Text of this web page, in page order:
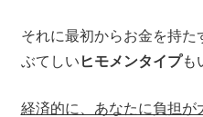
それに最初からお金を持た
ぶてしい ヒモメンタイプも
経済的に、あなたに負担が